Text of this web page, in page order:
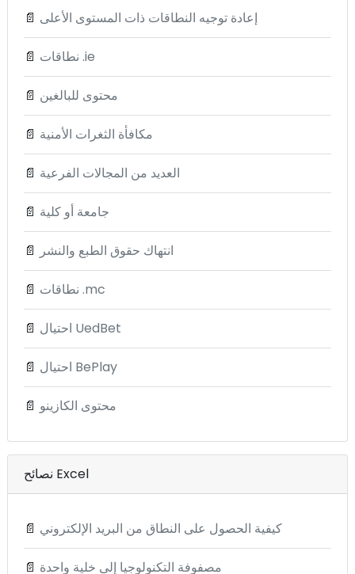
📄 إعادة توجيه النطاقات ذات المستوى الأعلى
📄 نطاقات .ie
📄 محتوى للبالغين
📄 مكافأة الثغرات الأمنية
📄 العديد من المجالات الفرعية
📄 جامعة أو كلية
📄 انتهاك حقوق الطبع والنشر
📄 نطاقات .mc
📄 احتيال UedBet
📄 احتيال BePlay
📄 محتوى الكازينو
نصائح Excel
📄 كيفية الحصول على النطاق من البريد الإلكتروني
📄 مصفوفة التكنولوجيا إلى خلية واحدة